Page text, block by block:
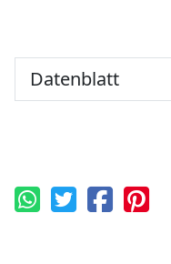
Datenblatt